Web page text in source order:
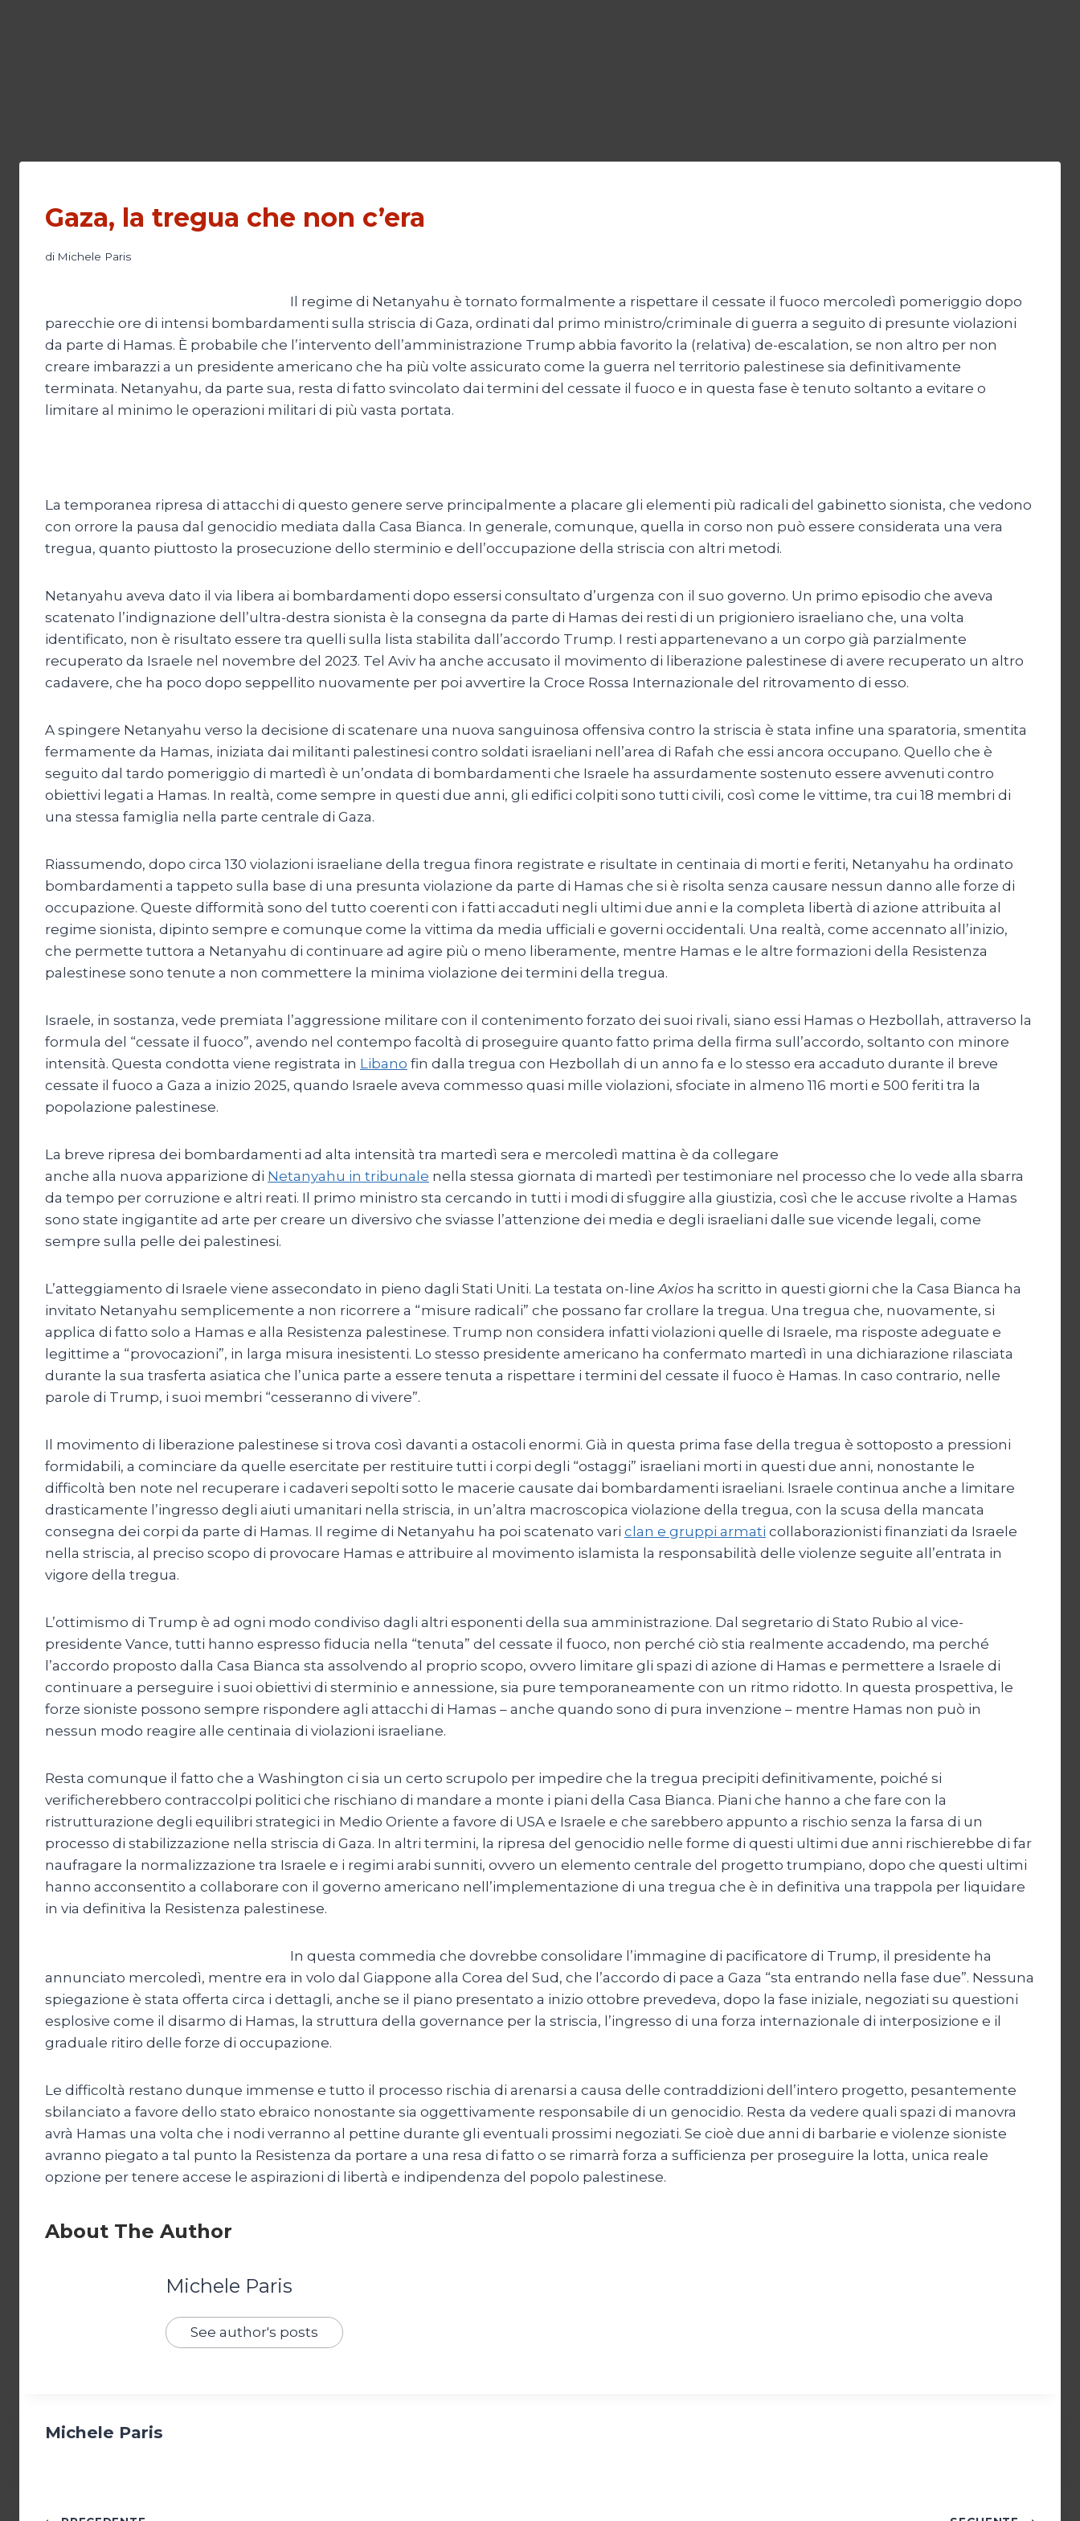
Gaza, la tregua che non c’era
di Michele Paris
Il regime di Netanyahu è tornato formalmente a rispettare il cessate il fuoco mercoledì pomeriggio dopo
parecchie ore di intensi bombardamenti sulla striscia di Gaza, ordinati dal primo ministro/criminale di guerra a seguito di presunte violazioni
da parte di Hamas. È probabile che l’intervento dell’amministrazione Trump abbia favorito la (relativa) de-escalation, se non altro per non
creare imbarazzi a un presidente americano che ha più volte assicurato come la guerra nel territorio palestinese sia definitivamente
terminata. Netanyahu, da parte sua, resta di fatto svincolato dai termini del cessate il fuoco e in questa fase è tenuto soltanto a evitare o
limitare al minimo le operazioni militari di più vasta portata.
La temporanea ripresa di attacchi di questo genere serve principalmente a placare gli elementi più radicali del gabinetto sionista, che vedono
con orrore la pausa dal genocidio mediata dalla Casa Bianca. In generale, comunque, quella in corso non può essere considerata una vera
tregua, quanto piuttosto la prosecuzione dello sterminio e dell’occupazione della striscia con altri metodi.
Netanyahu aveva dato il via libera ai bombardamenti dopo essersi consultato d’urgenza con il suo governo. Un primo episodio che aveva
scatenato l’indignazione dell’ultra-destra sionista è la consegna da parte di Hamas dei resti di un prigioniero israeliano che, una volta
identificato, non è risultato essere tra quelli sulla lista stabilita dall’accordo Trump. I resti appartenevano a un corpo già parzialmente
recuperato da Israele nel novembre del 2023. Tel Aviv ha anche accusato il movimento di liberazione palestinese di avere recuperato un altro
cadavere, che ha poco dopo seppellito nuovamente per poi avvertire la Croce Rossa Internazionale del ritrovamento di esso.
A spingere Netanyahu verso la decisione di scatenare una nuova sanguinosa offensiva contro la striscia è stata infine una sparatoria, smentita
fermamente da Hamas, iniziata dai militanti palestinesi contro soldati israeliani nell’area di Rafah che essi ancora occupano. Quello che è
seguito dal tardo pomeriggio di martedì è un’ondata di bombardamenti che Israele ha assurdamente sostenuto essere avvenuti contro
obiettivi legati a Hamas. In realtà, come sempre in questi due anni, gli edifici colpiti sono tutti civili, così come le vittime, tra cui 18 membri di
una stessa famiglia nella parte centrale di Gaza.
Riassumendo, dopo circa 130 violazioni israeliane della tregua finora registrate e risultate in centinaia di morti e feriti, Netanyahu ha ordinato
bombardamenti a tappeto sulla base di una presunta violazione da parte di Hamas che si è risolta senza causare nessun danno alle forze di
occupazione. Queste difformità sono del tutto coerenti con i fatti accaduti negli ultimi due anni e la completa libertà di azione attribuita al
regime sionista, dipinto sempre e comunque come la vittima da media ufficiali e governi occidentali. Una realtà, come accennato all’inizio,
che permette tuttora a Netanyahu di continuare ad agire più o meno liberamente, mentre Hamas e le altre formazioni della Resistenza
palestinese sono tenute a non commettere la minima violazione dei termini della tregua.
Israele, in sostanza, vede premiata l’aggressione militare con il contenimento forzato dei suoi rivali, siano essi Hamas o Hezbollah, attraverso la
formula del “cessate il fuoco”, avendo nel contempo facoltà di proseguire quanto fatto prima della firma sull’accordo, soltanto con minore
intensità. Questa condotta viene registrata in Libano fin dalla tregua con Hezbollah di un anno fa e lo stesso era accaduto durante il breve
cessate il fuoco a Gaza a inizio 2025, quando Israele aveva commesso quasi mille violazioni, sfociate in almeno 116 morti e 500 feriti tra la
popolazione palestinese.
La breve ripresa dei bombardamenti ad alta intensità tra martedì sera e mercoledì mattina è da collegare
anche alla nuova apparizione di Netanyahu in tribunale nella stessa giornata di martedì per testimoniare nel processo che lo vede alla sbarra
da tempo per corruzione e altri reati. Il primo ministro sta cercando in tutti i modi di sfuggire alla giustizia, così che le accuse rivolte a Hamas
sono state ingigantite ad arte per creare un diversivo che sviasse l’attenzione dei media e degli israeliani dalle sue vicende legali, come
sempre sulla pelle dei palestinesi.
L’atteggiamento di Israele viene assecondato in pieno dagli Stati Uniti. La testata on-line Axios ha scritto in questi giorni che la Casa Bianca ha
invitato Netanyahu semplicemente a non ricorrere a “misure radicali” che possano far crollare la tregua. Una tregua che, nuovamente, si
applica di fatto solo a Hamas e alla Resistenza palestinese. Trump non considera infatti violazioni quelle di Israele, ma risposte adeguate e
legittime a “provocazioni”, in larga misura inesistenti. Lo stesso presidente americano ha confermato martedì in una dichiarazione rilasciata
durante la sua trasferta asiatica che l’unica parte a essere tenuta a rispettare i termini del cessate il fuoco è Hamas. In caso contrario, nelle
parole di Trump, i suoi membri “cesseranno di vivere”.
Il movimento di liberazione palestinese si trova così davanti a ostacoli enormi. Già in questa prima fase della tregua è sottoposto a pressioni
formidabili, a cominciare da quelle esercitate per restituire tutti i corpi degli “ostaggi” israeliani morti in questi due anni, nonostante le
difficoltà ben note nel recuperare i cadaveri sepolti sotto le macerie causate dai bombardamenti israeliani. Israele continua anche a limitare
drasticamente l’ingresso degli aiuti umanitari nella striscia, in un’altra macroscopica violazione della tregua, con la scusa della mancata
consegna dei corpi da parte di Hamas. Il regime di Netanyahu ha poi scatenato vari clan e gruppi armati collaborazionisti finanziati da Israele
nella striscia, al preciso scopo di provocare Hamas e attribuire al movimento islamista la responsabilità delle violenze seguite all’entrata in
vigore della tregua.
L’ottimismo di Trump è ad ogni modo condiviso dagli altri esponenti della sua amministrazione. Dal segretario di Stato Rubio al vice-
presidente Vance, tutti hanno espresso fiducia nella “tenuta” del cessate il fuoco, non perché ciò stia realmente accadendo, ma perché
l’accordo proposto dalla Casa Bianca sta assolvendo al proprio scopo, ovvero limitare gli spazi di azione di Hamas e permettere a Israele di
continuare a perseguire i suoi obiettivi di sterminio e annessione, sia pure temporaneamente con un ritmo ridotto. In questa prospettiva, le
forze sioniste possono sempre rispondere agli attacchi di Hamas – anche quando sono di pura invenzione – mentre Hamas non può in
nessun modo reagire alle centinaia di violazioni israeliane.
Resta comunque il fatto che a Washington ci sia un certo scrupolo per impedire che la tregua precipiti definitivamente, poiché si
verificherebbero contraccolpi politici che rischiano di mandare a monte i piani della Casa Bianca. Piani che hanno a che fare con la
ristrutturazione degli equilibri strategici in Medio Oriente a favore di USA e Israele e che sarebbero appunto a rischio senza la farsa di un
processo di stabilizzazione nella striscia di Gaza. In altri termini, la ripresa del genocidio nelle forme di questi ultimi due anni rischierebbe di far
naufragare la normalizzazione tra Israele e i regimi arabi sunniti, ovvero un elemento centrale del progetto trumpiano, dopo che questi ultimi
hanno acconsentito a collaborare con il governo americano nell’implementazione di una tregua che è in definitiva una trappola per liquidare
in via definitiva la Resistenza palestinese.
In questa commedia che dovrebbe consolidare l’immagine di pacificatore di Trump, il presidente ha
annunciato mercoledì, mentre era in volo dal Giappone alla Corea del Sud, che l’accordo di pace a Gaza “sta entrando nella fase due”. Nessuna
spiegazione è stata offerta circa i dettagli, anche se il piano presentato a inizio ottobre prevedeva, dopo la fase iniziale, negoziati su questioni
esplosive come il disarmo di Hamas, la struttura della governance per la striscia, l’ingresso di una forza internazionale di interposizione e il
graduale ritiro delle forze di occupazione.
Le difficoltà restano dunque immense e tutto il processo rischia di arenarsi a causa delle contraddizioni dell’intero progetto, pesantemente
sbilanciato a favore dello stato ebraico nonostante sia oggettivamente responsabile di un genocidio. Resta da vedere quali spazi di manovra
avrà Hamas una volta che i nodi verranno al pettine durante gli eventuali prossimi negoziati. Se cioè due anni di barbarie e violenze sioniste
avranno piegato a tal punto la Resistenza da portare a una resa di fatto o se rimarrà forza a sufficienza per proseguire la lotta, unica reale
opzione per tenere accese le aspirazioni di libertà e indipendenza del popolo palestinese.
About The Author
Michele Paris
See author's posts
Michele Paris